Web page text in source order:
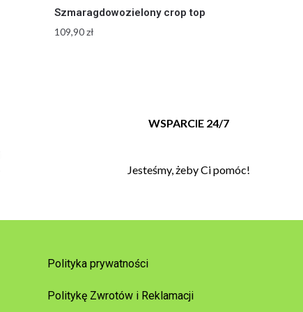
Szmaragdowozielony crop top
109,90zł
WSPARCIE 24/7
Jesteśmy, żeby Ci pomóc!
Polityka prywatności
Politykę Zwrotów i Reklamacji